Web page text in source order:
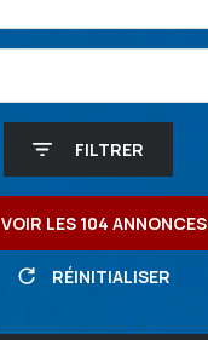
FILTRER
VOIR LES 104 ANNONCES
RÉINITIALISER